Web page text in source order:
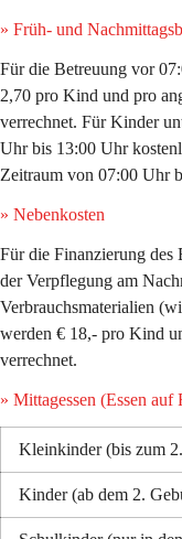
» Früh- und
Für die Betreuung vor
2,70 pro Kind und pro
verrechnet. Für Kinder
Uhr bis 13:00 Uhr
Zeitraum von 07:00 Uhr
» Nebenkosten
Für die Finanzierung des
der Verpflegung am
Verbrauchsmaterialien
werden € 18,- pro Kind
verrechnet.
» Mittagessen (Essen auf
Kleinkinder (bis zum
Kinder (ab dem 2.